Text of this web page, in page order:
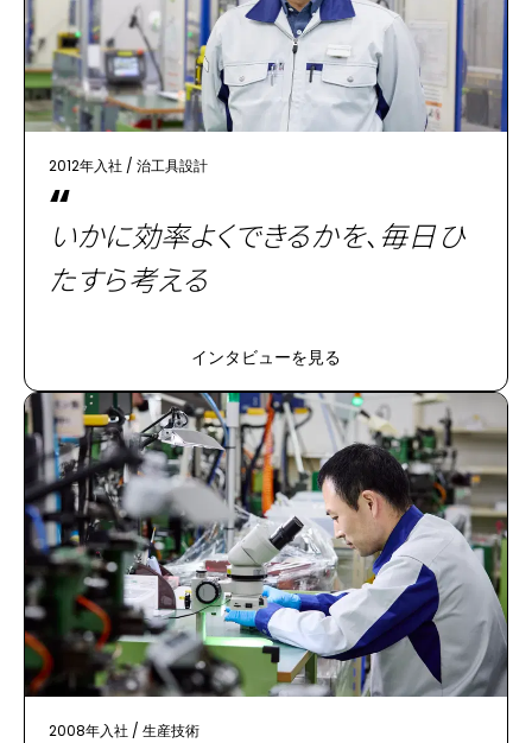
2012年入社 / 治工具設計
“
いかに効率よくできるかを、毎日ひ
たすら考える
インタビューを見る
2008年入社 / 生産技術